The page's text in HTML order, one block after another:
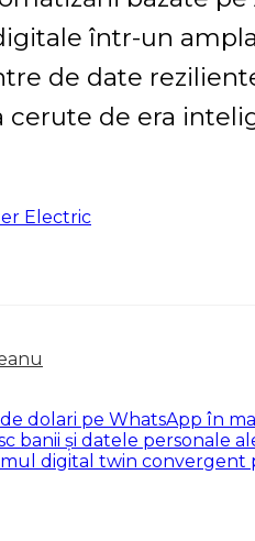
într-un
de date
cerute de era
Electric
de dolari pe WhatsApp în
banii și datele personale
digital twin